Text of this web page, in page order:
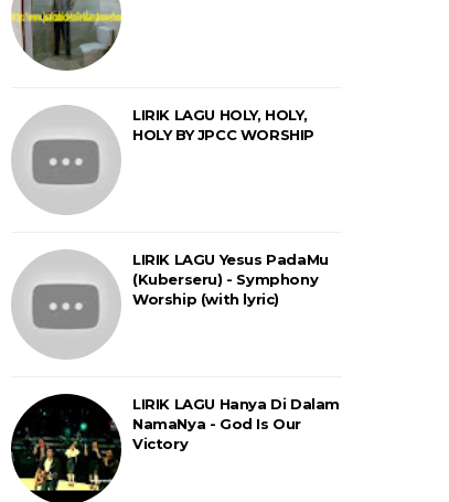
LIRIK LAGU HOLY, HOLY,
HOLY BY JPCC WORSHIP
LIRIK LAGU Yesus PadaMu
(Kuberseru) - Symphony
Worship (with lyric)
LIRIK LAGU Hanya Di Dalam
NamaNya - God Is Our
Victory